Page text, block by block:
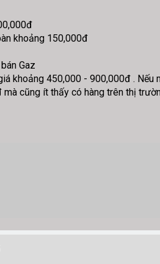
khoảng 150,000đ
Gaz
khoảng 450,000 - 900,000đ .
cũng ít thấy có hàng trên thị